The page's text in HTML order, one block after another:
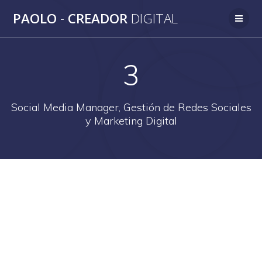
al
PAOLO - CREADOR DIGITAL
3
Social Media Manager, Gestión de Redes Sociales
y Marketing Digital